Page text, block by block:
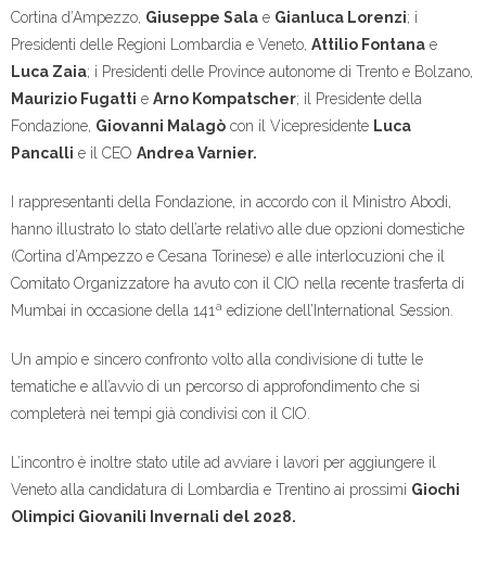
Cortina d’Ampezzo, Giuseppe Sala e Gianluca Lorenzi; i
Presidenti delle Regioni Lombardia e Veneto, Attilio Fontana e
Luca Zaia; i Presidenti delle Province autonome di Trento e Bolzano,
Maurizio Fugatti e Arno Kompatscher; il Presidente della
Fondazione, Giovanni Malagò con il Vicepresidente Luca
Pancalli e il CEO Andrea Varnier.
I rappresentanti della Fondazione, in accordo con il Ministro Abodi,
hanno illustrato lo stato dell’arte relativo alle due opzioni domestiche
(Cortina d’Ampezzo e Cesana Torinese) e alle interlocuzioni che il
Comitato Organizzatore ha avuto con il CIO nella recente trasferta di
Mumbai in occasione della 141ª edizione dell’International Session.
Un ampio e sincero confronto volto alla condivisione di tutte le
tematiche e all’avvio di un percorso di approfondimento che si
completerà nei tempi già condivisi con il CIO.
L’incontro è inoltre stato utile ad avviare i lavori per aggiungere il
Veneto alla candidatura di Lombardia e Trentino ai prossimi Giochi
Olimpici Giovanili Invernali del 2028.